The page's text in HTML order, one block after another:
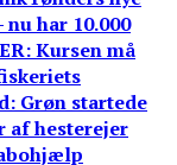
har 10.000
Kursen må
Grøn startede
af hesterejer